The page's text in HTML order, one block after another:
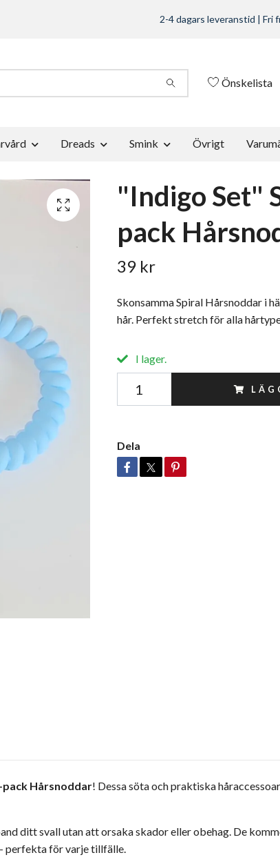
2-4 dagars leveranstid | Fri
Önskelista
Dreads Smink Övrigt
"Indigo Set"
pack
39 kr
Skonsamma Spiral Hårsnoddar i
hår. Perfekt stretch för alla
I lager.
Dela
pack Hårsnoddar! Dessa söta och praktiska
ditt svall utan att orsaka skador eller obehag. De
perfekta för varje tillfälle.